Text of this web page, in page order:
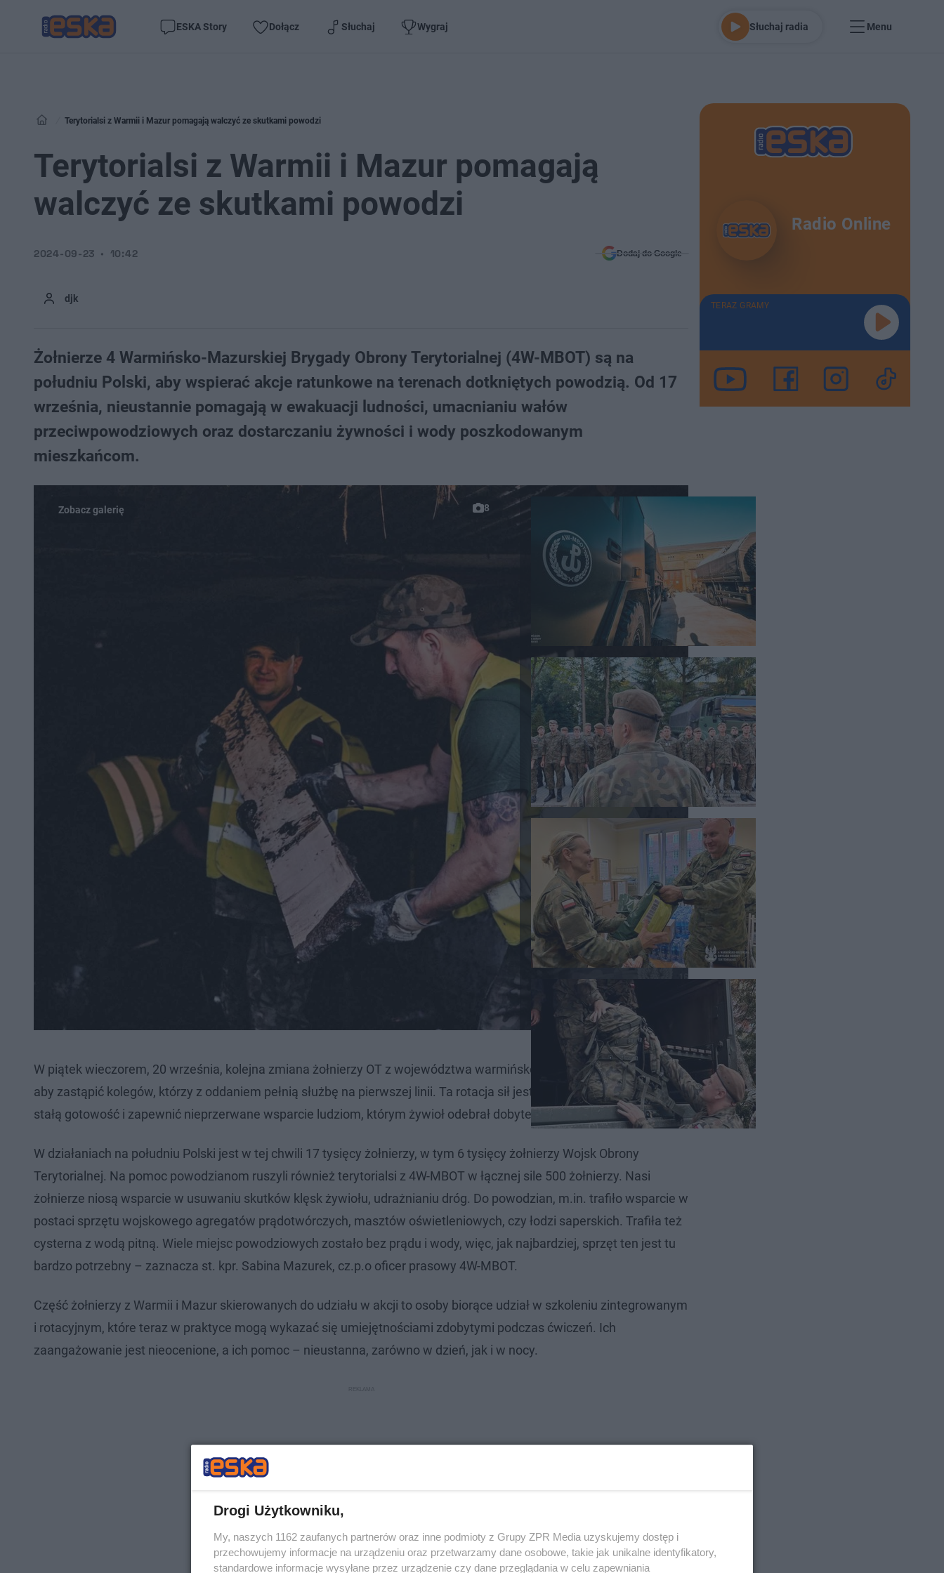
ESKA Story Dołącz Słuchaj Wygraj Słuchaj radia Menu
Terytorialsi z Warmii i Mazur pomagają walczyć ze skutkami powodzi
Terytorialsi z Warmii i Mazur pomagają
walczyć ze skutkami powodzi
djk
2024-09-23 10:42 Dodaj do Google
Żołnierze 4 Warmińsko-Mazurskiej Brygady Obrony Terytorialnej (4W-MBOT) są na
południu Polski, aby wspierać akcje ratunkowe na terenach dotkniętych powodzią. Od 17
września, nieustannie pomagają w ewakuacji ludności, umacnianiu wałów
przeciwpowodziowych oraz dostarczaniu żywności i wody poszkodowanym
mieszkańcom.
8
W piątek wieczorem, 20 września, kolejna zmiana żołnierzy OT z województwa warmińsko-mazurskiego wyruszyła,
aby zastąpić kolegów, którzy z oddaniem pełnią służbę na pierwszej linii. Ta rotacja sił jest kluczowa, aby utrzymać
stałą gotowość i zapewnić nieprzerwane wsparcie ludziom, którym żywioł odebrał dobytek całego życia.
W działaniach na południu Polski jest w tej chwili 17 tysięcy żołnierzy, w tym 6 tysięcy żołnierzy Wojsk Obrony
Terytorialnej. Na pomoc powodzianom ruszyli również terytorialsi z 4W-MBOT w łącznej sile 500 żołnierzy. Nasi
żołnierze niosą wsparcie w usuwaniu skutków klęsk żywiołu, udrażnianiu dróg. Do powodzian, m.in. trafiło wsparcie w
postaci sprzętu wojskowego agregatów prądotwórczych, masztów oświetleniowych, czy łodzi saperskich. Trafiła też
cysterna z wodą pitną. Wiele miejsc powodziowych zostało bez prądu i wody, więc, jak najbardziej, sprzęt ten jest tu
bardzo potrzebny – zaznacza st. kpr. Sabina Mazurek, cz.p.o oficer prasowy 4W-MBOT.
Część żołnierzy z Warmii i Mazur skierowanych do udziału w akcji to osoby biorące udział w szkoleniu zintegrowanym
i rotacyjnym, które teraz w praktyce mogą wykazać się umiejętnościami zdobytymi podczas ćwiczeń. Ich
zaangażowanie jest nieocenione, a ich pomoc – nieustanna, zarówno w dzień, jak i w nocy.
Radio Online
TERAZ GRAMY
Drogi Użytkowniku,
My, naszych 1162 zaufanych partnerów oraz inne podmioty z Grupy ZPR Media uzyskujemy dostęp i
przechowujemy informacje na urządzeniu oraz przetwarzamy dane osobowe, takie jak unikalne identyfikatory,
standardowe informacje wysyłane przez urządzenie czy dane przeglądania w celu zapewniania